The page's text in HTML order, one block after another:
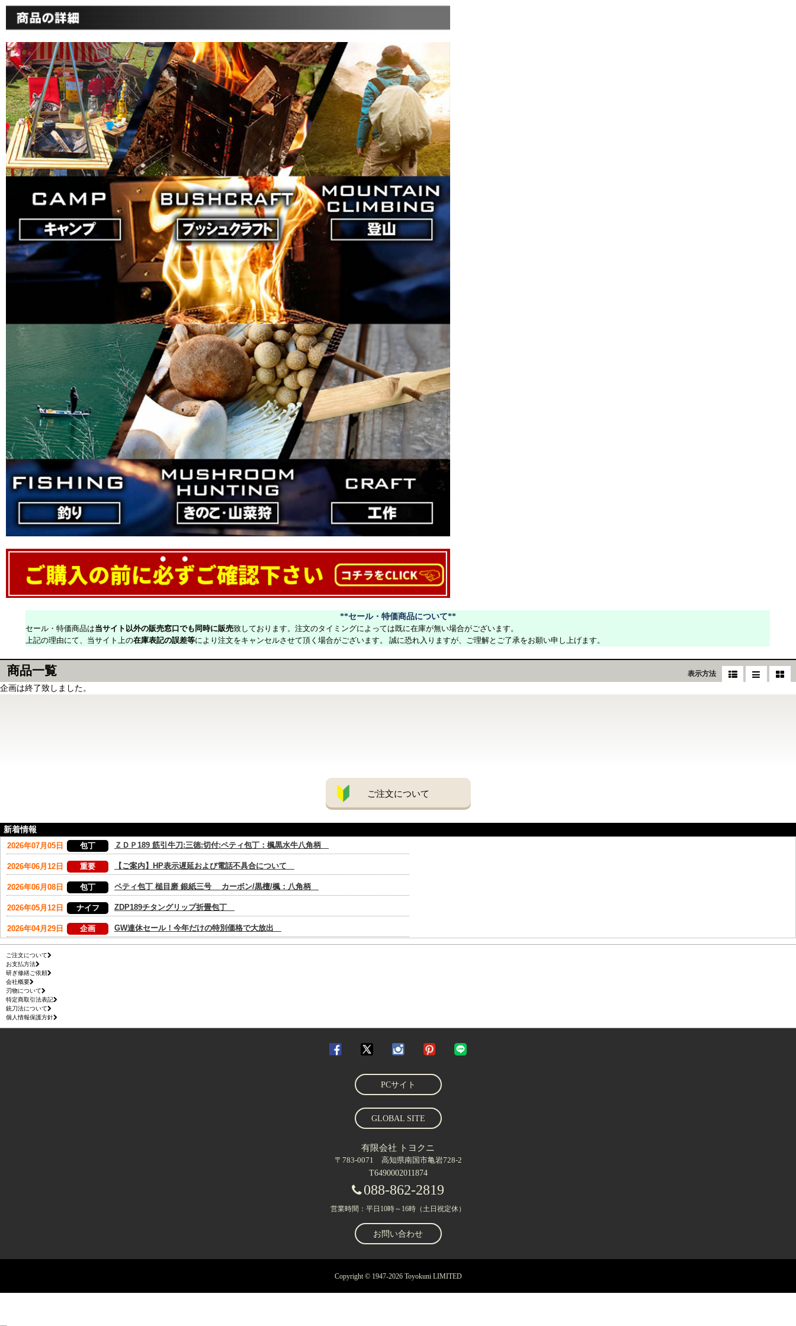
**セール・特価商品について**
セール・特価商品は当サイト以外の販売窓口でも同時に販売致しております。注文のタイミングによっては既に在庫が無い場合がございます。
上記の理由にて、当サイト上の在庫表記の誤差等により注文をキャンセルさせて頂く場合がございます。 誠に恐れ入りますが、ご理解とご了承をお願い申し上げます。
商品一覧 表示方法
企画は終了致しました。
ご注文について
新着情報
ご注文について
お支払方法
研ぎ修繕ご依頼
会社概要
刃物について
特定商取引法表記
銃刀法について
個人情報保護方針
PCサイト
GLOBAL SITE
有限会社 トヨクニ
〒783-0071 高知県南国市亀岩728-2
T6490002011874
088-862-2819
営業時間：平日10時～16時（土日祝定休）
お問い合わせ
Copyright © 1947-2026 Toyokuni LIMITED